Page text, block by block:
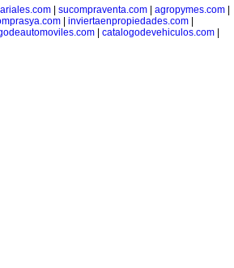
| sucompraventa.com| agropymes.com|
| inviertaenpropiedades.com|
| catalogodevehiculos.com|